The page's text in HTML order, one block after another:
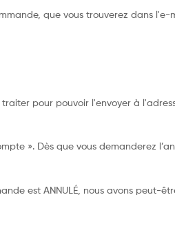
que vous trouverez dans
pour pouvoir l'envoyer à
». Dès que vous demanderez
est ANNULÉ, nous avons peut-